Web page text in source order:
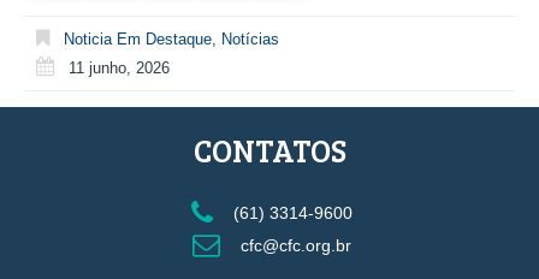
Noticia Em Destaque
Notícias
11 junho, 2026
CONTATOS
(61) 3314-9600
cfc@cfc.org.br